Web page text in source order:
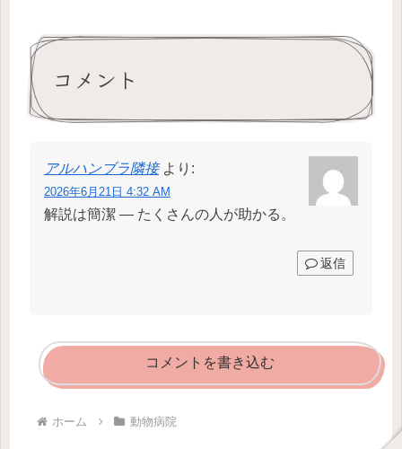
コメント
アルハンブラ隣接 より:
2026年6月21日 4:32 AM
解説は簡潔 — たくさんの人が助かる。
返信
コメントを書き込む
ホーム 動物病院